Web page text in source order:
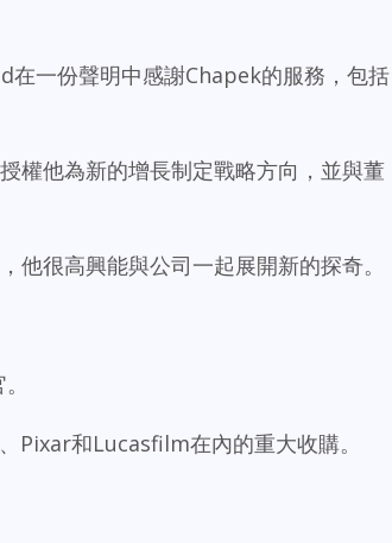
一份聲明中感謝Chapek的服務，包括
權他為新的增長制定戰略方向，並與董
很高興能與公司一起展開新的探奇。
和Lucasfilm在內的重大收購。